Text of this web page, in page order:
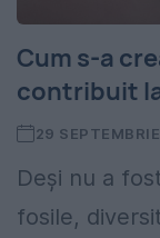
Cum s-a
contribuit
29
Deși nu a
fosile,